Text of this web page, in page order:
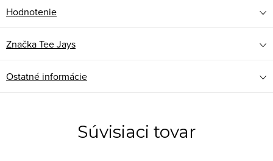
Hodnotenie
ZnačkaTee Jays
Ostatné informácie
Súvisiaci tovar